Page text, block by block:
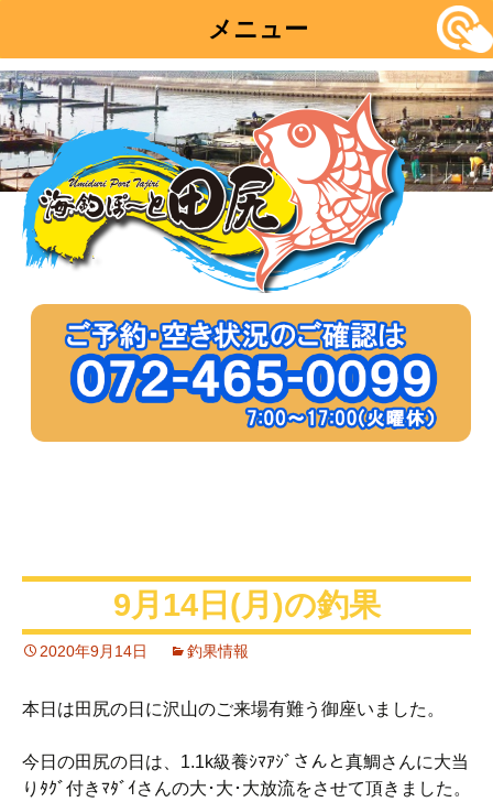
メニュー
コ
ン
テ
ン
ツ
9月14日(月)の釣果
2020年9月14日 釣果情報
本日は田尻の日に沢山のご来場有難う御座いました。
今日の田尻の日は、1.1k級養ｼﾏｱｼﾞさんと真鯛さんに大当
りﾀｸﾞ付きﾏﾀﾞｲさんの大･大･大放流をさせて頂きました。